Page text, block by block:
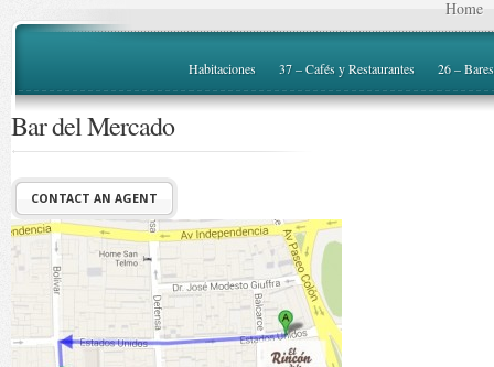
Home
Habitaciones 37 – Cafés y Restaurantes 26 –
Bar del Mercado
CONTACT AN AGENT